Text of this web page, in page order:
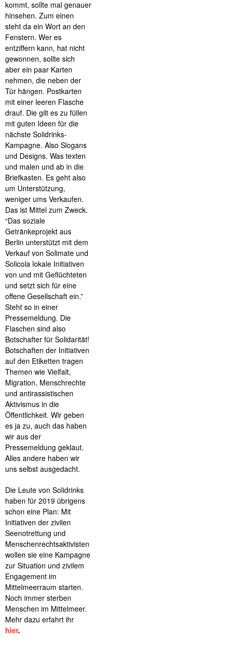
kommt, sollte mal genauer
hinsehen. Zum einen
steht da ein Wort an den
Fenstern. Wer es
entziffern kann, hat nicht
gewonnen, sollte sich
aber ein paar Karten
nehmen, die neben der
Tür hängen. Postkarten
mit einer leeren Flasche
drauf. Die gilt es zu füllen
mit guten Ideen für die
nächste Solidrinks-
Kampagne. Also Slogans
und Designs. Was texten
und malen und ab in die
Briefkasten. Es geht also
um Unterstützung,
weniger ums Verkaufen.
Das ist Mittel zum Zweck.
“Das soziale
Getränkeprojekt aus
Berlin unterstützt mit dem
Verkauf von Solimate und
Solicola lokale Initiativen
von und mit Geflüchteten
und setzt sich für eine
offene Gesellschaft ein.”
Steht so in einer
Pressemeldung. Die
Flaschen sind also
Botschafter für Solidarität!
Botschaften der Initiativen
auf den Etiketten tragen
Themen wie Vielfalt,
Migration, Menschrechte
und antirassistischen
Aktivismus in die
Öffentlichkeit. Wir geben
es ja zu, auch das haben
wir aus der
Pressemeldung geklaut.
Alles andere haben wir
uns selbst ausgedacht.
Die Leute von Solidrinks
haben für 2019 übrigens
schon eine Plan: Mit
Initiativen der zivilen
Seenotrettung und
Menschenrechtsaktivisten
wollen sie eine Kampagne
zur Situation und zivilem
Engagement im
Mittelmeerraum starten.
Noch immer sterben
Menschen im Mittelmeer.
Mehr dazu erfahrt ihr
hier.